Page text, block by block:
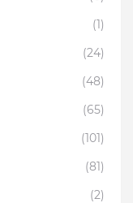
(1)
(24)
(48)
(65)
(101)
(81)
(2)